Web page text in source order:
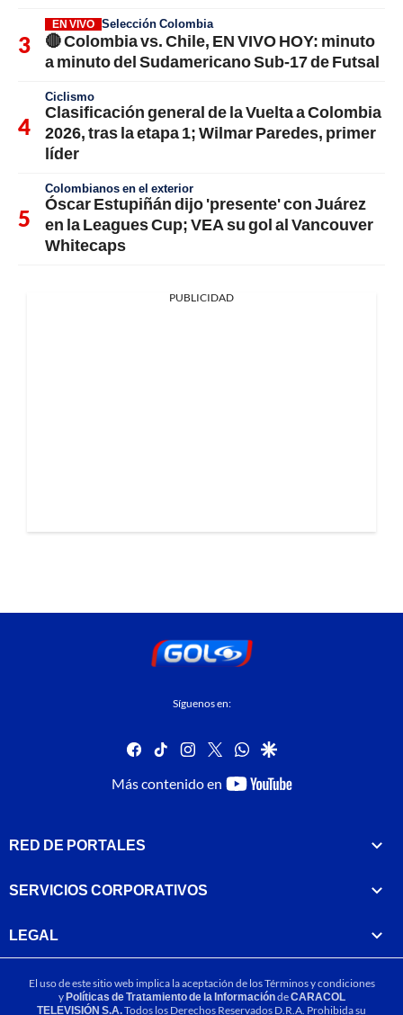
EN VIVO Selección Colombia
🔴 Colombia vs. Chile, EN VIVO HOY: minuto
a minuto del Sudamericano Sub-17 de Futsal
Ciclismo
Clasificación general de la Vuelta a Colombia
2026, tras la etapa 1; Wilmar Paredes, primer
líder
Colombianos en el exterior
Óscar Estupiñán dijo 'presente' con Juárez
en la Leagues Cup; VEA su gol al Vancouver
Whitecaps
PUBLICIDAD
Síguenos en:
facebook
tiktok instagram
twitterwhatsapp
google
Más contenido en
youtube-
RED DE PORTALES
SERVICIOS CORPORATIVOS
LEGAL
El uso de este sitio web implica la aceptación de losTérminos y condiciones
yPolíticas de Tratamiento de la InformacióndeCARACOL
TELEVISIÓN S.A.Todos los Derechos Reservados D.R.A. Prohibida su